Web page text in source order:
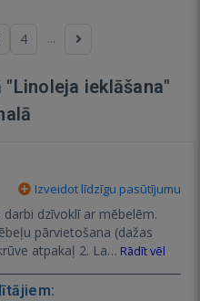
4 ...
ieklāšana"
Izveidot līdzīgu pasūtījumu
dzīvoklī ar mēbelēm.
pārvietošana (dažas
atpakaļ 2. La… Rādīt vēl